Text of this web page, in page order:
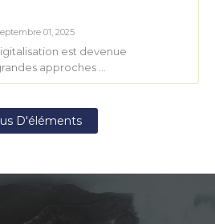
01, 2025
est devenue
approches …
D'éléments